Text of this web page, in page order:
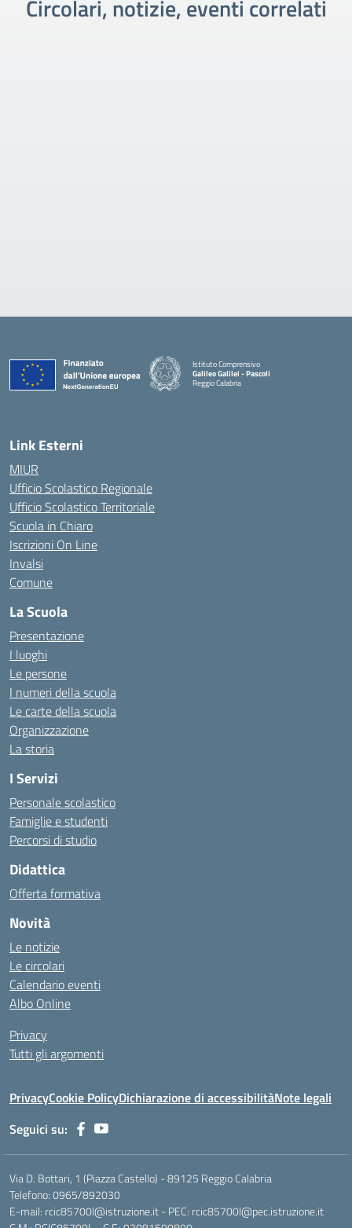
Circolari, notizie, eventi correlati
Istituto Comprensivo
Galileo Galilei - Pascoli
Reggio Calabria
Link Esterni
MIUR
Ufficio Scolastico Regionale
Ufficio Scolastico Territoriale
Scuola in Chiaro
Iscrizioni On Line
Invalsi
Comune
La Scuola
Presentazione
I luoghi
Le persone
I numeri della scuola
Le carte della scuola
Organizzazione
La storia
I Servizi
Personale scolastico
Famiglie e studenti
Percorsi di studio
Didattica
Offerta formativa
Novità
Le notizie
Le circolari
Calendario eventi
Albo Online
Privacy
Tutti gli argomenti
PrivacyCookie PolicyDichiarazione di accessibilitàNote legali
Seguici su:
Via D. Bottari, 1 (Piazza Castello) - 89125 Reggio Calabria
Telefono: 0965/892030
E-mail: rcic85700l@istruzione.it - PEC: rcic85700l@pec.istruzione.it